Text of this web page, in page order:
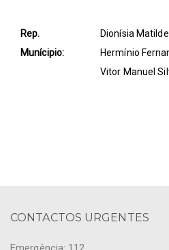
Rep.
Munícipio:
Dionísia
Hermínio
Vitor Manuel
CONTACTOS URGENTES